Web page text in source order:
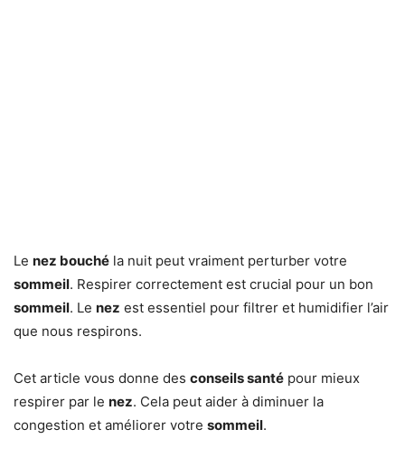
Le nez bouché la nuit peut vraiment perturber votre
sommeil. Respirer correctement est crucial pour un bon
sommeil. Le nez est essentiel pour filtrer et humidifier l’air
que nous respirons.
Cet article vous donne des conseils santé pour mieux
respirer par le nez. Cela peut aider à diminuer la
congestion et améliorer votre sommeil.